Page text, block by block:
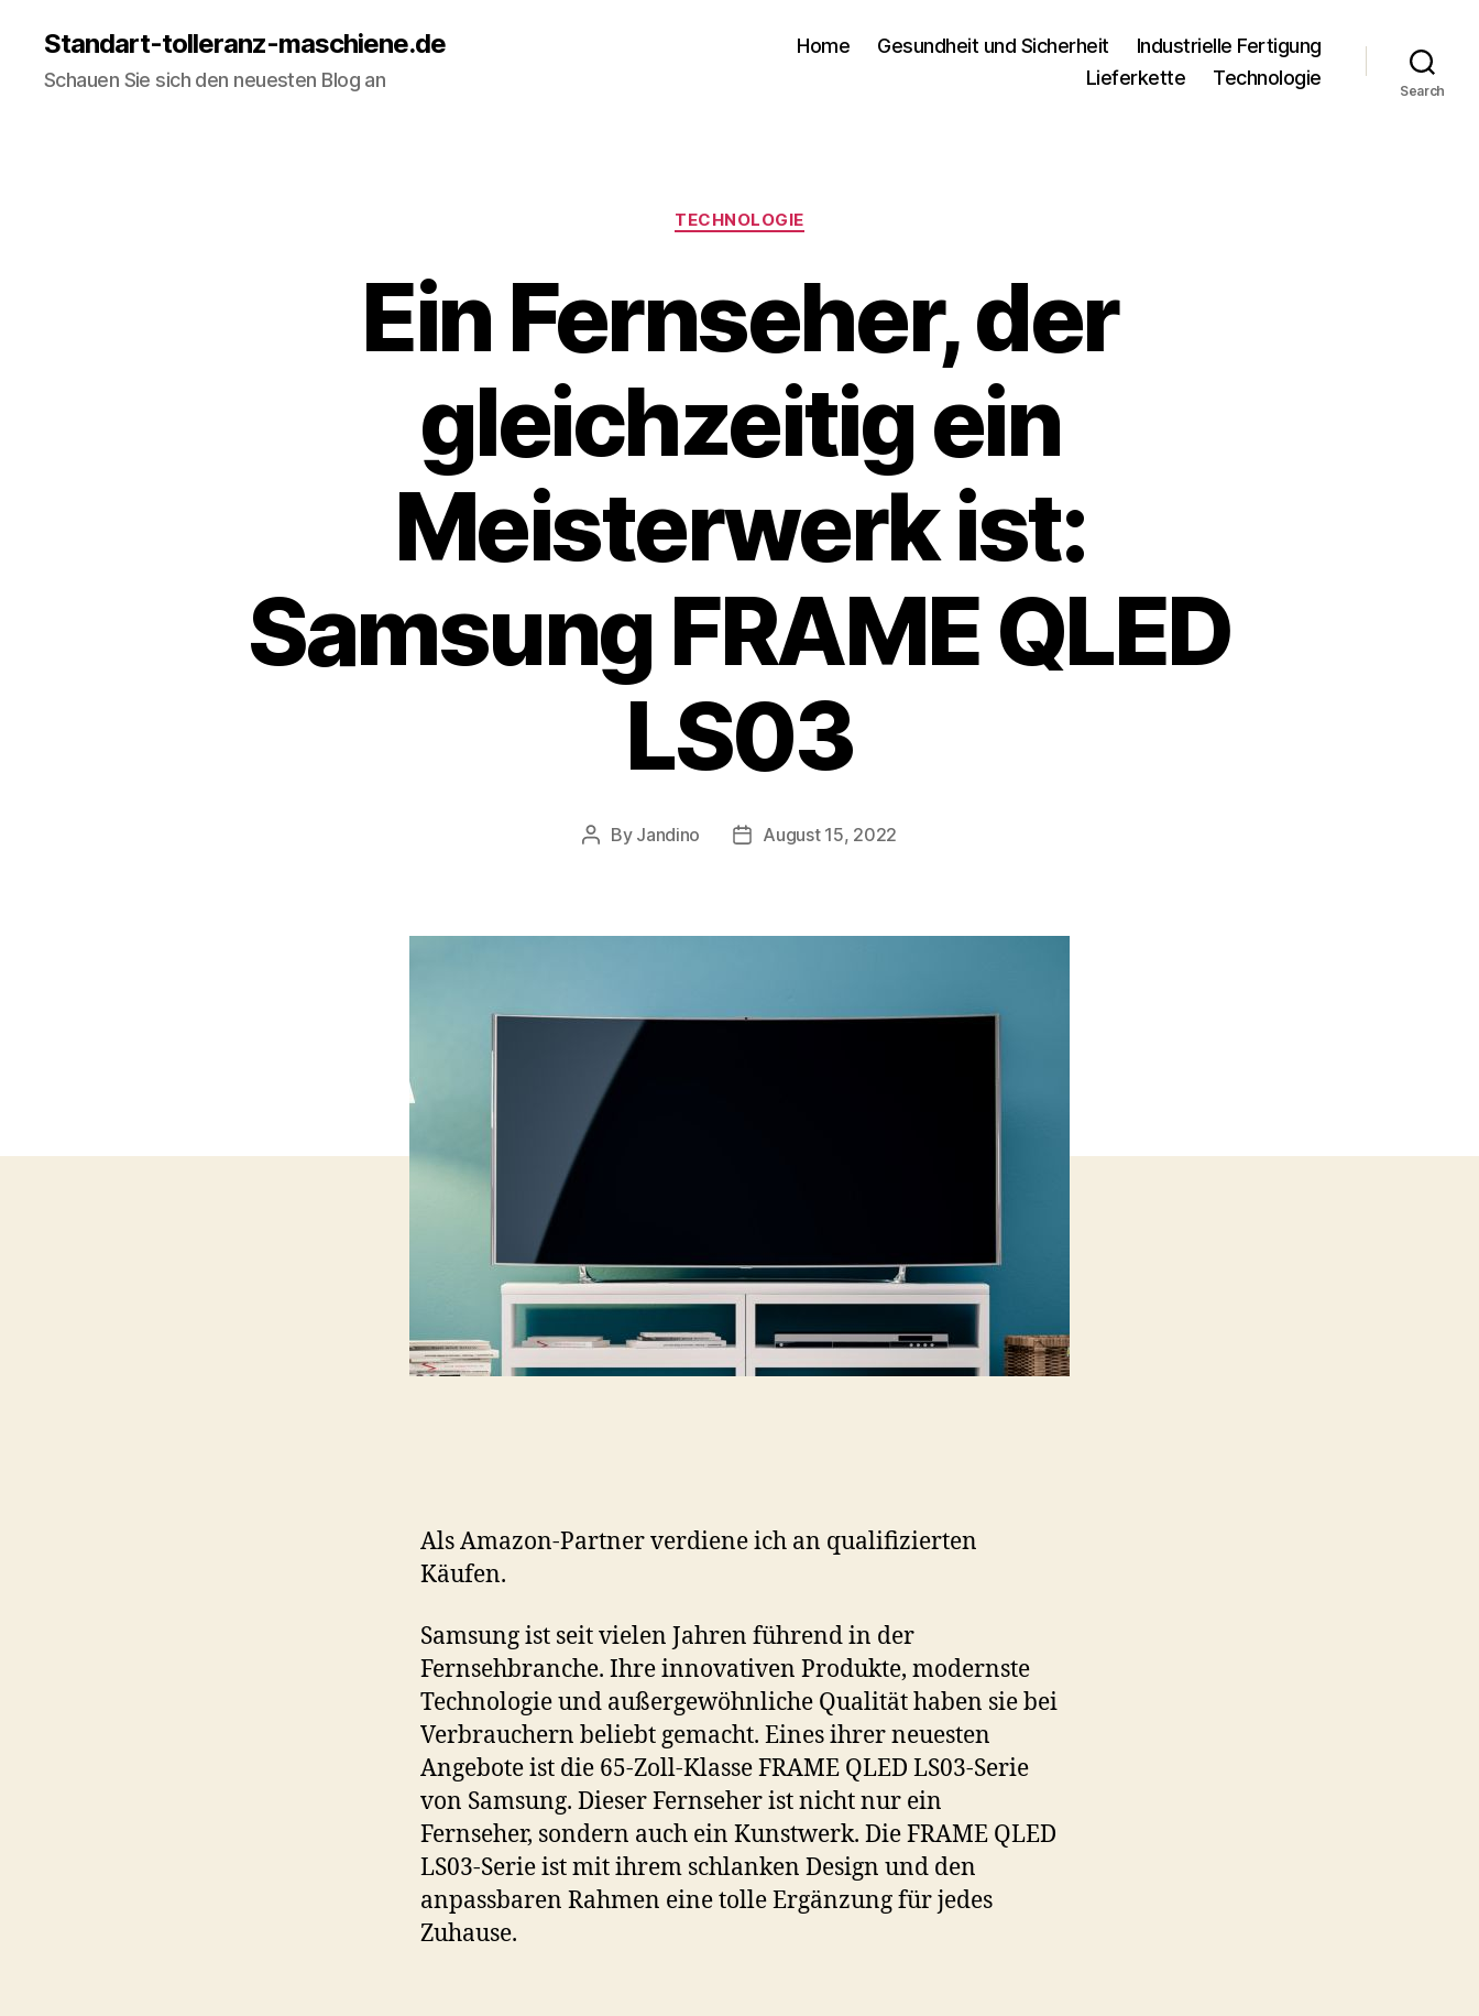
Standart-tolleranz-maschiene.de
Schauen Sie sich den neuesten Blog an
Home Gesundheit und Sicherheit
Industrielle Fertigung
Lieferkette
Technologie
Search
Categories
TECHNOLOGIE
Ein Fernseher, der
gleichzeitig ein
Meisterwerk ist:
Samsung FRAME QLED
LS03
Post
By Jandino
PostAugust 15, 2022
Als Amazon-Partner verdiene ich an qualifizierten
Käufen.
Samsung ist seit vielen Jahren führend in der
Fernsehbranche. Ihre innovativen Produkte, modernste
Technologie und außergewöhnliche Qualität haben sie bei
Verbrauchern beliebt gemacht. Eines ihrer neuesten
Angebote ist die 65-Zoll-Klasse FRAME QLED LS03-Serie
von Samsung. Dieser Fernseher ist nicht nur ein
Fernseher, sondern auch ein Kunstwerk. Die FRAME QLED
LS03-Serie ist mit ihrem schlanken Design und den
anpassbaren Rahmen eine tolle Ergänzung für jedes
Zuhause.